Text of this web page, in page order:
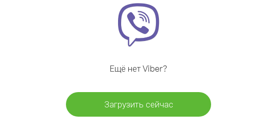
Ещё нет Viber?
Загрузить сейчас